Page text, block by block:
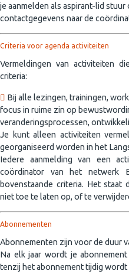
je aanmelden als aspirant-lid stuur
contactgegevens naar de
Criteria voor agenda activiteiten
Vermeldingen van activiteiten
criteria:
Bij alle lezingen, trainingen,
focus in ruime zin op
veranderingsprocessen,
Je kunt alleen activiteiten
georganiseerd worden in het
Iedere aanmelding van een
coördinator van het netwerk
bovenstaande criteria. Het
niet toe te laten op, of te
Abonnementen
Abonnementen zijn voor de duur
Na elk jaar wordt je
tenzij het abonnement tijdig wordt